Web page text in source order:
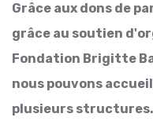
Grâce aux dons de
grâce au soutien
Fondation Brigitte
nous pouvons
plusieurs structures.